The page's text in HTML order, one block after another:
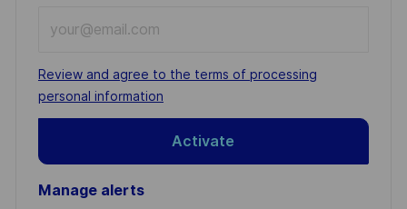
Email
address
(Required)
Required
Review and agree to the terms of processing
personal information
Activate
Manage alerts